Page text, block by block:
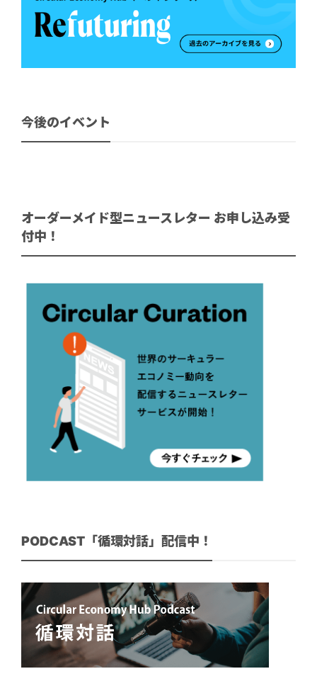
今後のイベント
オーダーメイド型ニュースレター お申し込み受
付中！
PODCAST「循環対話」配信中！